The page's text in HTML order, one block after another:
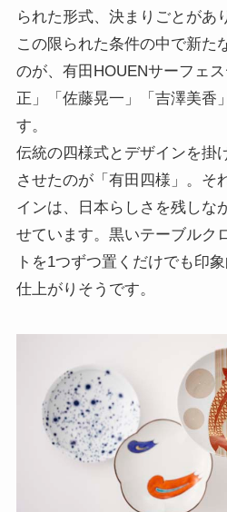
られた形式、決まりごとがあ
この限られた条件の中で新た
のが、有田HOUENサーフェ
正」「佐藤晃一」「吉澤美香
す。
伝統の四様式とデザインを掛
させたのが「有田四様」。そ
インは、日本らしさを残しな
せています。黒いテーブルク
トを1つずつ置くだけでも印
仕上がりそうです。